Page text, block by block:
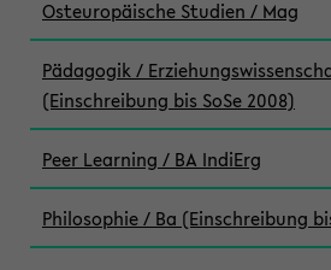
Osteuropäische Studien / Mag
Pädagogik /
(Einschreibung bis SoSe 2008)
Peer Learning / BA IndiErg
Philosophie / Ba (Einschreibung